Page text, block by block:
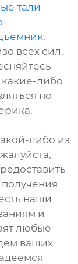
тали
.
всех сил,
какие-либо
по
либо из
наши
и
любые
ваших